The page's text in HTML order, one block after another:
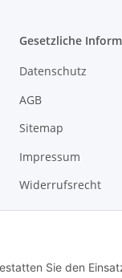
Gesetzliche
Datenschutz
AGB
Sitemap
Impressum
Widerrufsrecht
Sie den